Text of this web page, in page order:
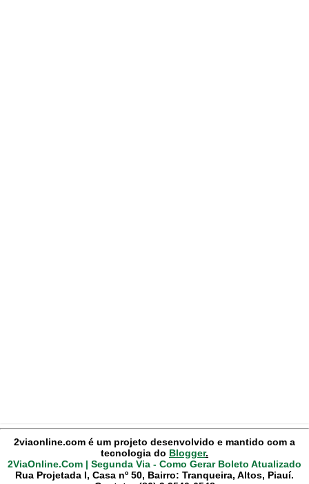
2viaonline.com é um projeto desenvolvido e mantido com a
tecnologia do Blogger.
2ViaOnline.Com | Segunda Via - Como Gerar Boleto Atualizado
Rua Projetada I, Casa nº 50, Bairro: Tranqueira, Altos, Piauí.